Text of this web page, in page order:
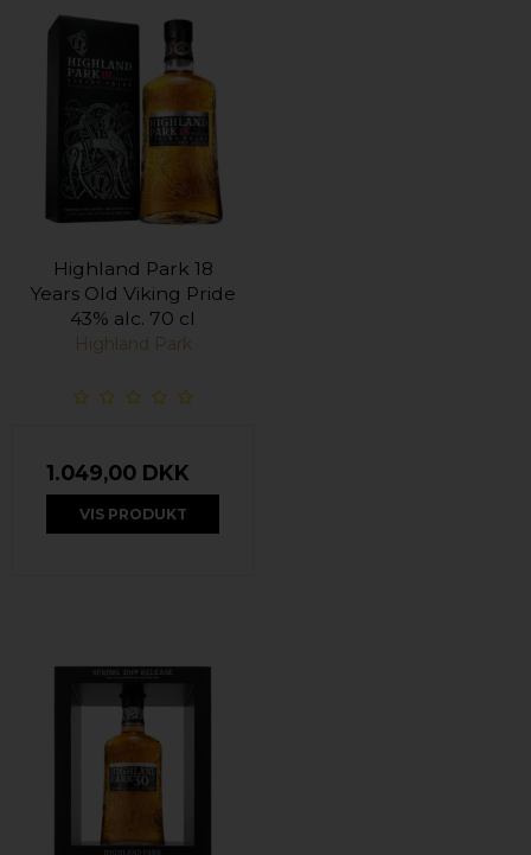
Highland Park 18
Years Old Viking Pride
43% alc. 70 cl
Highland Park
1.049,00 DKK
VIS PRODUKT